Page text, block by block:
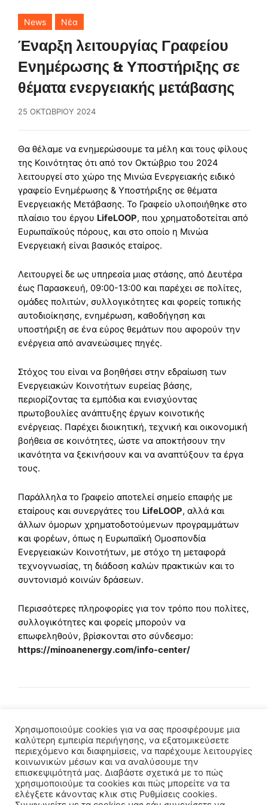
News Νέα
Έναρξη λειτουργίας Γραφείου
Ενημέρωσης & Υποστήριξης σε
θέματα ενεργειακής μετάβασης
25 ΟΚΤΩΒΡΊΟΥ 2024
Θα θέλαμε να ενημερώσουμε τα μέλη και τους φίλους
της Κοινότητας ότι από τον Οκτώβριο του 2024
λειτουργεί στο χώρο της Μινώα Ενεργειακής ειδικό
γραφείο Ενημέρωσης & Υποστήριξης σε θέματα
Ενεργειακής Μετάβασης. Το Γραφείο υλοποιήθηκε στο
πλαίσιο του έργου LifeLOOP, που χρηματοδοτείται από
Ευρωπαϊκούς πόρους, και στο οποίο η Μινώα
Ενεργειακή είναι βασικός εταίρος.
Λειτουργεί δε ως υπηρεσία μιας στάσης, από Δευτέρα
έως Παρασκευή, 09:00-13:00 και παρέχει σε πολίτες,
ομάδες πολιτών, συλλογικότητες και φορείς τοπικής
αυτοδιοίκησης, ενημέρωση, καθοδήγηση και
υποστήριξη σε ένα εύρος θεμάτων που αφορούν την
ενέργεια από ανανεώσιμες πηγές.
Στόχος του είναι να βοηθήσει στην εδραίωση των
Ενεργειακών Κοινοτήτων ευρείας βάσης,
περιορίζοντας τα εμπόδια και ενισχύοντας
πρωτοβουλίες ανάπτυξης έργων κοινοτικής
ενέργειας. Παρέχει διοικητική, τεχνική και οικονομική
βοήθεια σε κοινότητες, ώστε να αποκτήσουν την
ικανότητα να ξεκινήσουν και να αναπτύξουν τα έργα
τους.
Παράλληλα το Γραφείο αποτελεί σημείο επαφής με
εταίρους και συνεργάτες του LifeLOOP, αλλά και
άλλων όμορων χρηματοδοτούμενων προγραμμάτων
και φορέων, όπως η Ευρωπαϊκή Ομοσπονδία
Ενεργειακών Κοινοτήτων, με στόχο τη μεταφορά
τεχνογνωσίας, τη διάδοση καλών πρακτικών και το
συντονισμό κοινών δράσεων.
Περισσότερες πληροφορίες για τον τρόπο που πολίτες,
συλλογικότητες και φορείς μπορούν να
επωφεληθούν, βρίσκονται στο σύνδεσμο:
https://minoanenergy.com/info-center/
Χρησιμοποιούμε cookies για να σας προσφέρουμε μια
καλύτερη εμπειρία περιήγησης, να εξατομικεύσετε
περιεχόμενο και διαφημίσεις, να παρέχουμε λειτουργίες
κοινωνικών μέσων και να αναλύσουμε την
επισκεψιμότητά μας. Διαβάστε σχετικά με το πώς
χρησιμοποιούμε τα cookies και πώς μπορείτε να τα
ελέγξετε κάνοντας κλικ στις Ρυθμίσεις cookies.